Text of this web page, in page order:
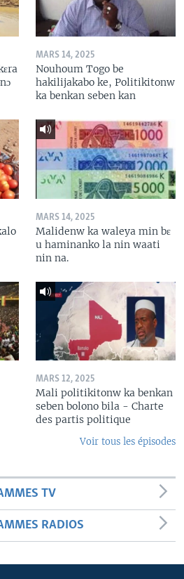
MARS 14, 2025
Nouhoum Togo be
hakilijakabo ke, Politikitonw
ka benkan seben kan
MARS 14, 2025
Malidenw ka waleya min bɛ
u haminanko la nin waati
nin na.
MARS 12, 2025
Mali politikitonw ka benkan
seben bolono bila - Charte
des partis politique
Voir tous les épisodes
TV
RADIOS